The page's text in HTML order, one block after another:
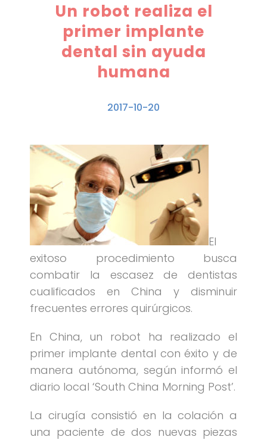
Un robot realiza el
primer implante
dental sin ayuda
humana
2017-10-20
El
exitoso procedimiento busca
combatir la escasez de dentistas
cualificados en China y disminuir
frecuentes errores quirúrgicos.
En China, un robot ha realizado el
primer implante dental con éxito y de
manera autónoma, según informó el
diario local ‘South China Morning Post’.
La cirugía consistió en la colación a
una paciente de dos nuevas piezas